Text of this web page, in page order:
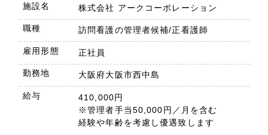
施設名 株式会社 アークコーポレーション
職種 訪問看護の管理者候補/正看護師
雇用形態 正社員
勤務地 大阪府大阪市西中島
給与
410,000円
※管理者手当50,000円／月を含む
経験や年齢を考慮し優遇致します